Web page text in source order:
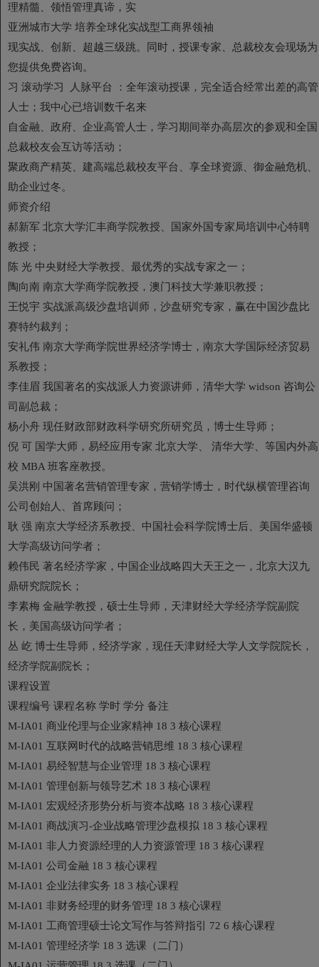
理精髓、领悟管理真谛，实
亚洲城市大学 培养全球化实战型工商界领袖
现实战、创新、超越三级跳。同时，授课专家、总裁校友会现场为
您提供免费咨询。
习 滚动学习 人脉平台 ：全年滚动授课，完全适合经常出差的高管
人士；我中心已培训数千名来
自金融、政府、企业高管人士，学习期间举办高层次的参观和全国
总裁校友会互访等活动；
聚政商产精英、建高端总裁校友平台、享全球资源、御金融危机、
助企业过冬。
师资介绍
郝新军 北京大学汇丰商学院教授、国家外国专家局培训中心特聘
教授；
陈 光 中央财经大学教授、最优秀的实战专家之一；
陶向南 南京大学商学院教授，澳门科技大学兼职教授；
王悦宇 实战派高级沙盘培训师，沙盘研究专家，赢在中国沙盘比
赛特约裁判；
安礼伟 南京大学商学院世界经济学博士，南京大学国际经济贸易
系教授；
李佳眉 我国著名的实战派人力资源讲师，清华大学 widson 咨询公
司副总裁；
杨小舟 现任财政部财政科学研究所研究员，博士生导师；
倪 可 国学大师，易经应用专家 北京大学、 清华大学、等国内外高
校 MBA 班客座教授。
吴洪刚 中国著名营销管理专家，营销学博士，时代纵横管理咨询
公司创始人、首席顾问；
耿 强 南京大学经济系教授、中国社会科学院博士后、美国华盛顿
大学高级访问学者；
赖伟民 著名经济学家，中国企业战略四大天王之一，北京大汉九
鼎研究院院长；
李素梅 金融学教授，硕士生导师，天津财经大学经济学院副院
长，美国高级访问学者；
丛 屹 博士生导师，经济学家，现任天津财经大学人文学院院长，
经济学院副院长；
课程设置
课程编号 课程名称 学时 学分 备注
M-IA01 商业伦理与企业家精神 18 3 核心课程
M-IA01 互联网时代的战略营销思维 18 3 核心课程
M-IA01 易经智慧与企业管理 18 3 核心课程
M-IA01 管理创新与领导艺术 18 3 核心课程
M-IA01 宏观经济形势分析与资本战略 18 3 核心课程
M-IA01 商战演习-企业战略管理沙盘模拟 18 3 核心课程
M-IA01 非人力资源经理的人力资源管理 18 3 核心课程
M-IA01 公司金融 18 3 核心课程
M-IA01 企业法律实务 18 3 核心课程
M-IA01 非财务经理的财务管理 18 3 核心课程
M-IA01 工商管理硕士论文写作与答辩指引 72 6 核心课程
M-IA01 管理经济学 18 3 选课（二门）